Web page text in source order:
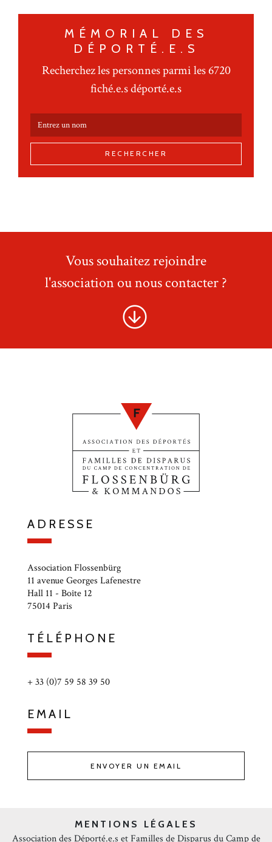
MÉMORIAL DES
DÉPORTÉ.E.S
Recherchez les personnes parmi les 6720
fiché.e.s déporté.e.s
RECHERCHER
Vous souhaitez rejoindre
l'association ou nous contacter ?
ADRESSE
Association Flossenbürg
11 avenue Georges Lafenestre
Hall 11 - Boîte 12
75014 Paris
TÉLÉPHONE
+ 33 (0)7 59 58 39 50
EMAIL
ENVOYER UN EMAIL
MENTIONS LÉGALES
Association des Déporté.e.s et Familles de Disparus du Camp de